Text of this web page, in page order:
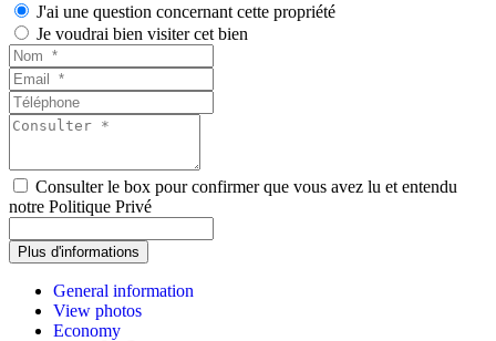
J'ai une question concernant cette propriété
Je voudrai bien visiter cet bien
Consulter le box pour confirmer que vous avez lu et entendu
notre Politique Privé
General information
View photos
Economy